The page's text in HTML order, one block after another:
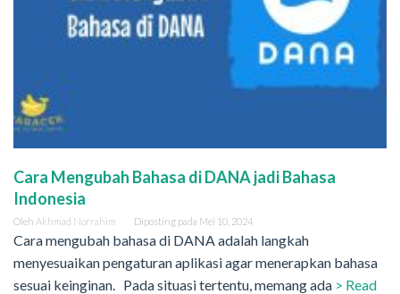
Cara Mengubah Bahasa di DANA jadi Bahasa
Indonesia
Oleh Akhmad Norrahim Diposting pada Mei 10, 2024
Cara mengubah bahasa di DANA adalah langkah
menyesuaikan pengaturan aplikasi agar menerapkan bahasa
sesuai keinginan. Pada situasi tertentu, memang ada > Read